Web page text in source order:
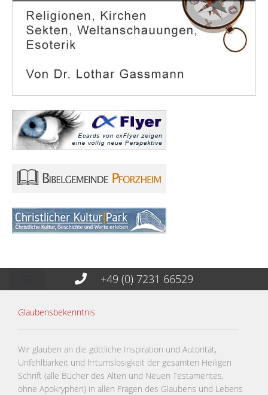
+49 (0) 7231 66529
Glaubensbekenntnis
Wir glauben an die göttliche Inspiration und Autorität,
Unfehlbarkeit und lrrtumslosigkeit der gesamten Heiligen
Schrift (alle Bücher des Alten und Neuen Testamentes,
ohne Apokryphen) in allen Fragen des Glaubens und Lebens